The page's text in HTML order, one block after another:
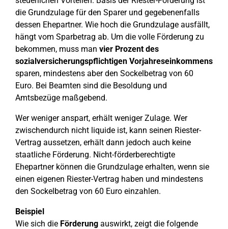
die Grundzulage für den Sparer und gegebenenfalls
dessen Ehepartner. Wie hoch die Grundzulage ausfällt,
hängt vom Sparbetrag ab. Um die volle Förderung zu
bekommen, muss man vier Prozent des
sozialversicherungspflichtigen Vorjahreseinkommens
sparen, mindestens aber den Sockelbetrag von 60
Euro. Bei Beamten sind die Besoldung und
Amtsbezüge maßgebend.
Wer weniger anspart, erhält weniger Zulage. Wer
zwischendurch nicht liquide ist, kann seinen Riester-
Vertrag aussetzen, erhält dann jedoch auch keine
staatliche Förderung. Nicht-förderberechtigte
Ehepartner können die Grundzulage erhalten, wenn sie
einen eigenen Riester-Vertrag haben und mindestens
den Sockelbetrag von 60 Euro einzahlen.
Beispiel
Wie sich die Förderung auswirkt, zeigt die folgende